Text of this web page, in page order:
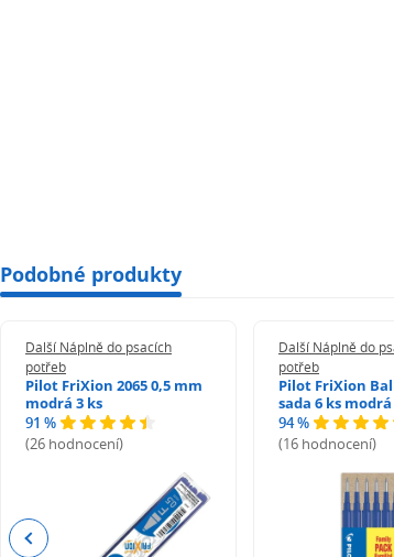
Podobné produkty
Další Náplně do psacích
potřeb
Pilot FriXion 2065 0,5 mm
modrá 3 ks
91 %
(26 hodnocení)
Další Náplně do
potřeb
Pilot FriXion
sada 6 ks modrá
94 %
(16 hodnocení)
Previous